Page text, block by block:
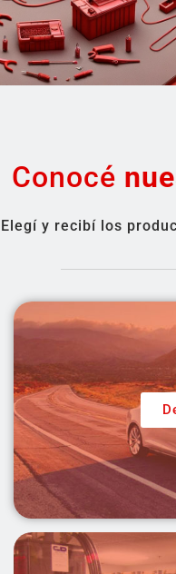
Conocé
Elegí y recibí los